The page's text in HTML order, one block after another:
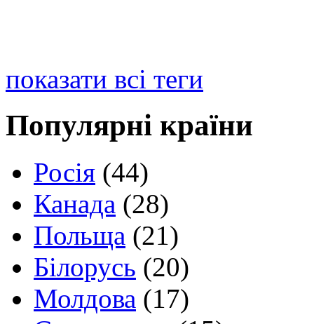
показати всі теги
Популярні країни
Росія (44)
Канада (28)
Польща (21)
Білорусь (20)
Молдова (17)